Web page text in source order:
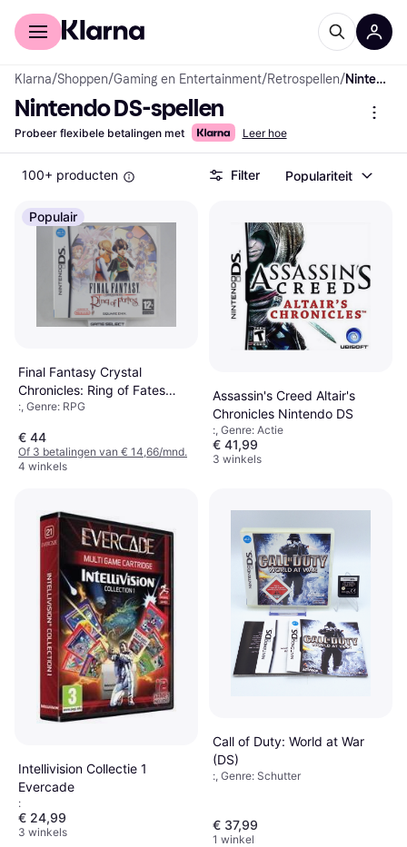
Voor shoppers
Klarna/Shoppen/Gaming en Entertainment/Retrospellen/ Nintendo DS-spellen
Nintendo DS-spellen
Probeer flexibele betalingen met Leer hoe
100+ producten Filter Populariteit
Populair
Final Fantasy Crystal
Chronicles: Ring of Fates
(Nintendo DS)
:, Genre: RPG
€ 44
Of 3 betalingen van € 14,66/mnd.
4 winkels
Assassin's Creed Altair's
Chronicles Nintendo DS
:, Genre: Actie
€ 41,99
3 winkels
Intellivision Collectie 1
Evercade
:
€ 24,99
3 winkels
Call of Duty: World at War
(DS)
:, Genre: Schutter
€ 37,99
1 winkel